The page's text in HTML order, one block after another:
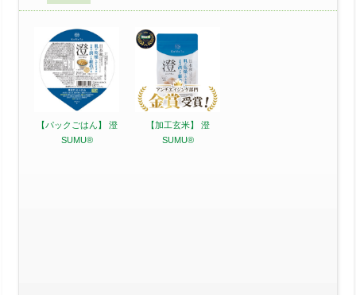
【パックごはん】
澄
SUMU®
【加工玄米】
澄
SUMU®